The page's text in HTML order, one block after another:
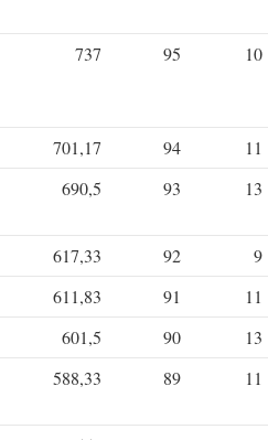
737 95 10
701,17 94
11
690,5 93 13
617,33 92
9
611,83 91
11
601,5 90
13
588,33 89 11